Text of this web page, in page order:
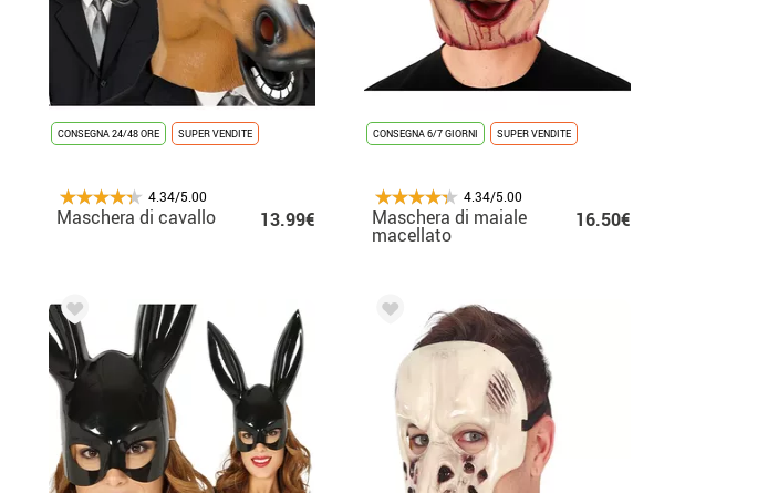
CONSEGNA 24/48 ORE SUPER VENDITE
4.34/5.00
Maschera di cavallo 13.99€
CONSEGNA 6/7 GIORNI SUPER VENDITE
4.34/5.00
Maschera di maiale
macellato
16.50€